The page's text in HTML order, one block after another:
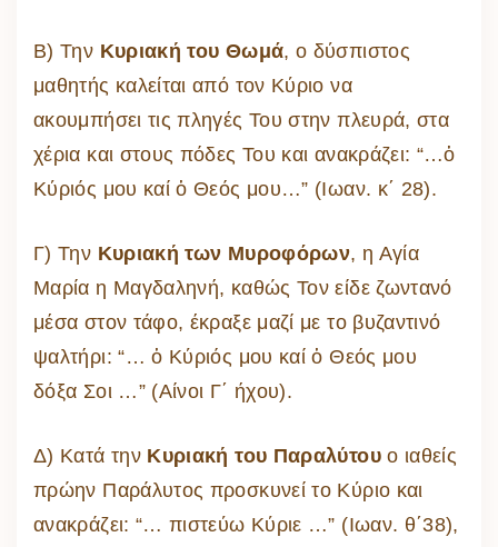
Β) Την Κυριακή του Θωμά, ο δύσπιστος
μαθητής καλείται από τον Κύριο να
ακουμπήσει τις πληγές Του στην πλευρά, στα
χέρια και στους πόδες Του και ανακράζει: “…ὁ
Κύριός μου καί ὁ Θεός μου…” (Ιωαν. κ΄ 28).
Γ) Την Κυριακή των Μυροφόρων, η Αγία
Μαρία η Μαγδαληνή, καθώς Τον είδε ζωντανό
μέσα στον τάφο, έκραξε μαζί με το βυζαντινό
ψαλτήρι: “… ὁ Κύριός μου καί ὁ Θεός μου
δόξα Σοι …” (Αίνοι Γ΄ ήχου).
Δ) Κατά την Κυριακή του Παραλύτουο ιαθείς
πρώην Παράλυτος προσκυνεί το Κύριο και
ανακράζει: “… πιστεύω Κύριε …” (Ιωαν. θ΄38),